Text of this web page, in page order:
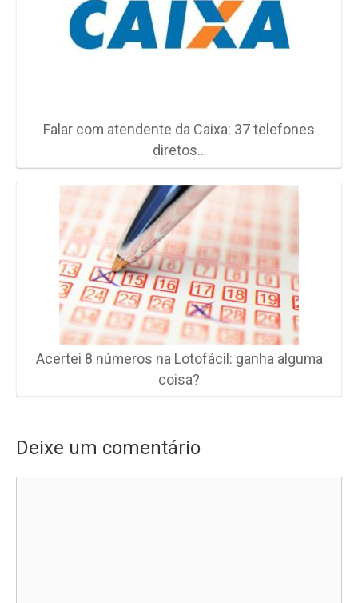
Falar com atendente da Caixa: 37 telefones
diretos…
Acertei 8 números na Lotofácil: ganha alguma
coisa?
Deixe um comentário